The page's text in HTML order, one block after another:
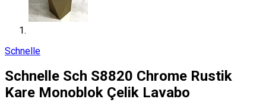
Schnelle
Schnelle Sch S8820 Chrome Rustik
Kare Monoblok Çelik Lavabo